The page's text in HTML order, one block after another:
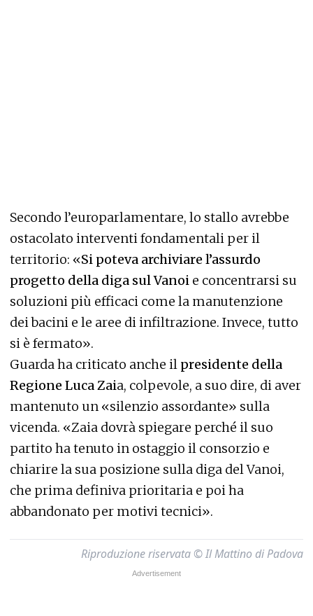
Secondo l’europarlamentare, lo stallo avrebbe
ostacolato interventi fondamentali per il
territorio: «Si poteva archiviare l’assurdo
progetto della diga sul Vanoi e concentrarsi su
soluzioni più efficaci come la manutenzione
dei bacini e le aree di infiltrazione. Invece, tutto
si è fermato».
Guarda ha criticato anche il presidente della
Regione Luca Zaia, colpevole, a suo dire, di aver
mantenuto un «silenzio assordante» sulla
vicenda. «Zaia dovrà spiegare perché il suo
partito ha tenuto in ostaggio il consorzio e
chiarire la sua posizione sulla diga del Vanoi,
che prima definiva prioritaria e poi ha
abbandonato per motivi tecnici».
Riproduzione riservata © Il Mattino di Padova